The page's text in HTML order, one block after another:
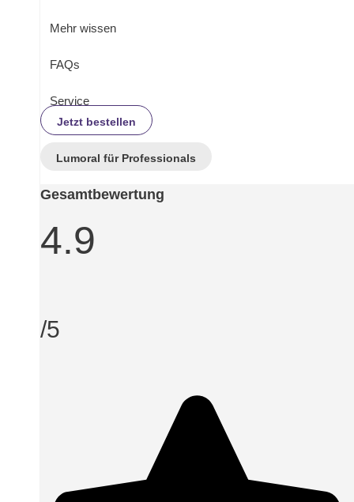
Mehr wissen
FAQs
Service
Jetzt bestellen
Lumoral für Professionals
Gesamtbewertung
4.9
/5